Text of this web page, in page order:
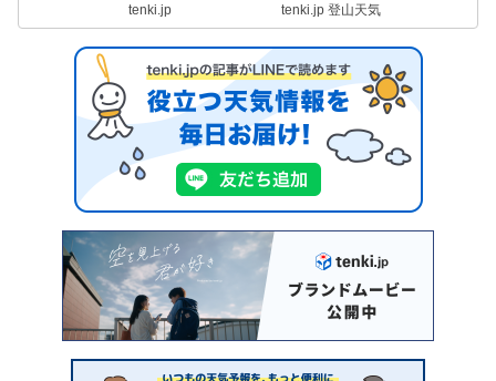
tenki.jp tenki.jp 登山天気